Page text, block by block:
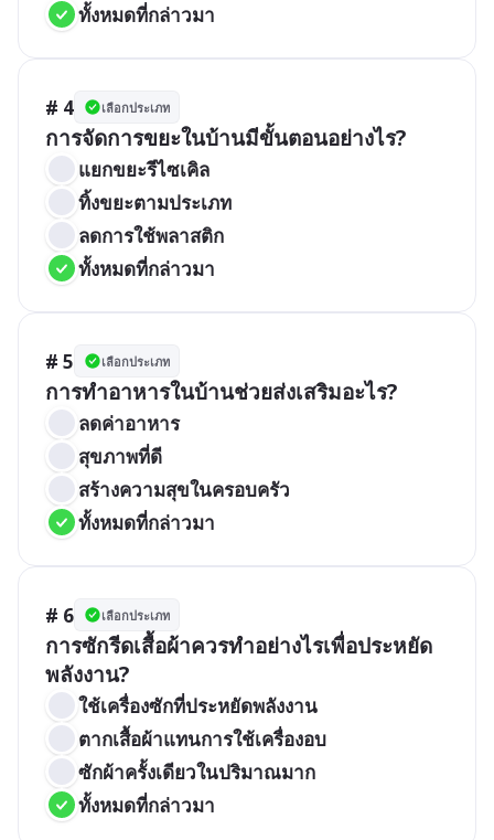
ทั้งหมดที่กล่าวมา
# 4 เลือกประเภท
การจัดการขยะในบ้านมีขั้นตอนอย่างไร?
แยกขยะรีไซเคิล
ทิ้งขยะตามประเภท
ลดการใช้พลาสติก
ทั้งหมดที่กล่าวมา
# 5 เลือกประเภท
การทำอาหารในบ้านช่วยส่งเสริมอะไร?
ลดค่าอาหาร
สุขภาพที่ดี
สร้างความสุขในครอบครัว
ทั้งหมดที่กล่าวมา
# 6 เลือกประเภท
การซักรีดเสื้อผ้าควรทำอย่างไรเพื่อประหยัด
พลังงาน?
ใช้เครื่องซักที่ประหยัดพลังงาน
ตากเสื้อผ้าแทนการใช้เครื่องอบ
ซักผ้าครั้งเดียวในปริมาณมาก
ทั้งหมดที่กล่าวมา